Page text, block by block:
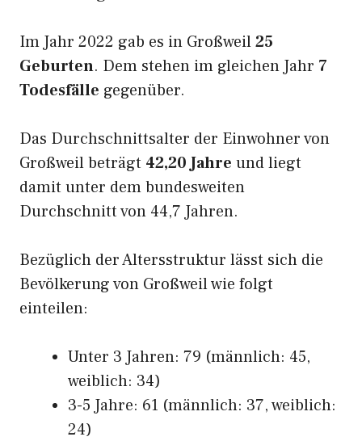
Im Jahr 2022 gab es in Großweil25
Geburten. Dem stehen im gleichen Jahr 7
Todesfälle gegenüber.
Das Durchschnittsalter der Einwohner von
Großweil beträgt 42,20 Jahre und liegt
damit unter dem bundesweiten
Durchschnitt von 44,7 Jahren.
Bezüglich der Altersstruktur lässt sich die
Bevölkerung von Großweil wie folgt
einteilen:
Unter 3 Jahren: 79 (männlich: 45,
weiblich: 34)
3-5 Jahre: 61 (männlich: 37, weiblich:
24)